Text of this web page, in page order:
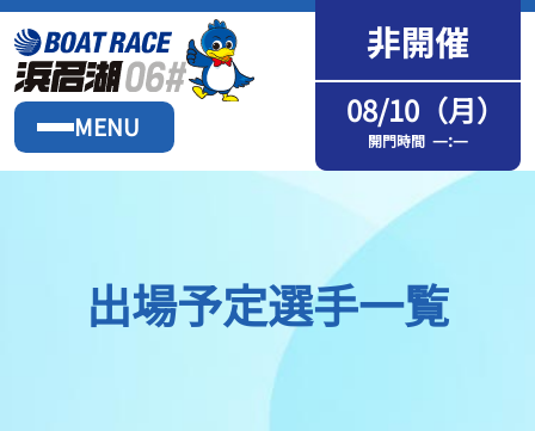
MENU 08/10（月）
開門時間 —:—
出場予定選手一覧